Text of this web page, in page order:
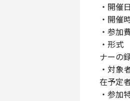
・開
・開
・参
・形
ナーの
・対
在予定
・参加